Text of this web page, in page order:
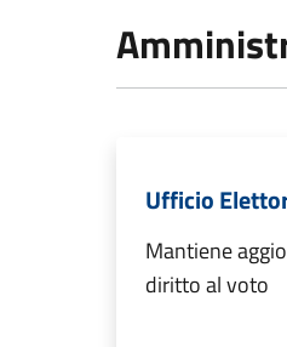
Ufficio
Mantiene
diritto al voto